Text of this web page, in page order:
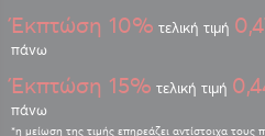
Έκπτώση 10% τελική τιμή
πάνω
Έκπτώση 15% τελική τιμή
πάνω